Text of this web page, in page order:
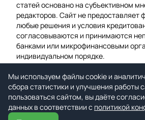
Мы используем файлы cookie и
сбора статистики и улучшения работы
пользоваться сайтом, вы даёте
данных в соответствии с политикой
статей основано на субъективном
редакторов. Сайт не предоставляет
любые решения и условия
согласовываются и принимаются
банками или микрофинансовыми
индивидуальном порядке.
Вероятность одобрения
среднего значения подтвержденных
предыдущую неделю.
Мы используем файлы cookie для
улучшения работы сайта.